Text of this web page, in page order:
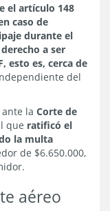
el artículo 148
caso de
durante el
a ser
esto es, cerca de
del
la Corte de
que ratificó el
la multa
de $6.650.000,
aéreo